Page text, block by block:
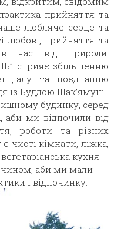
прийняття та
любляче серце та
любові, прийняття та
в нас від природи.
сприяє збільшенню
та поєднанню
із Буддою Шак’ямуні.
будинку, серед
аби ми відпочили від
роботи та різних
чисті кімнати, ліжка,
кухня.
чином, аби ми мали
і відпочинку.